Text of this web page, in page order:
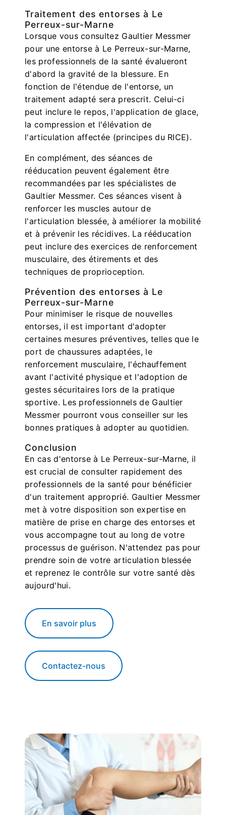
Traitement des entorses à Le
Perreux-sur-Marne
Lorsque vous consultez Gaultier Messmer
pour une entorse à Le Perreux-sur-Marne,
les professionnels de la santé évalueront
d'abord la gravité de la blessure. En
fonction de l'étendue de l'entorse, un
traitement adapté sera prescrit. Celui-ci
peut inclure le repos, l'application de glace,
la compression et l'élévation de
l'articulation affectée (principes du RICE).
En complément, des séances de
rééducation peuvent également être
recommandées par les spécialistes de
Gaultier Messmer. Ces séances visent à
renforcer les muscles autour de
l'articulation blessée, à améliorer la mobilité
et à prévenir les récidives. La rééducation
peut inclure des exercices de renforcement
musculaire, des étirements et des
techniques de proprioception.
Prévention des entorses à Le
Perreux-sur-Marne
Pour minimiser le risque de nouvelles
entorses, il est important d'adopter
certaines mesures préventives, telles que le
port de chaussures adaptées, le
renforcement musculaire, l'échauffement
avant l'activité physique et l'adoption de
gestes sécuritaires lors de la pratique
sportive. Les professionnels de Gaultier
Messmer pourront vous conseiller sur les
bonnes pratiques à adopter au quotidien.
Conclusion
En cas d'entorse à Le Perreux-sur-Marne, il
est crucial de consulter rapidement des
professionnels de la santé pour bénéficier
d'un traitement approprié. Gaultier Messmer
met à votre disposition son expertise en
matière de prise en charge des entorses et
vous accompagne tout au long de votre
processus de guérison. N'attendez pas pour
prendre soin de votre articulation blessée
et reprenez le contrôle sur votre santé dès
aujourd'hui.
En savoir plus
Contactez-nous